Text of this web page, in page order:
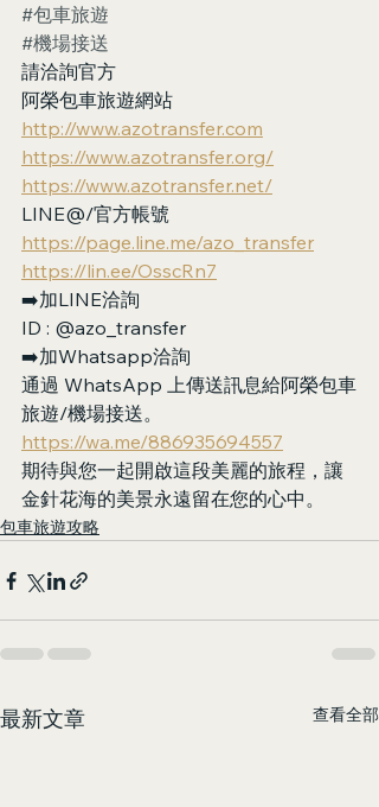
#包車旅遊
#機場接送
請洽詢官方
阿榮包車旅遊網站
http://www.azotransfer.com
https://www.azotransfer.org/
https://www.azotransfer.net/
LINE@/官方帳號
https://page.line.me/azo_transfer
https://lin.ee/OsscRn7
➡️加LINE洽詢
ID : @azo_transfer
➡️加Whatsapp洽詢
通過 WhatsApp 上傳送訊息給阿榮包車
旅遊/機場接送。
https://wa.me/886935694557
期待與您一起開啟這段美麗的旅程，讓
金針花海的美景永遠留在您的心中。
包車旅遊攻略
最新文章 查看全部